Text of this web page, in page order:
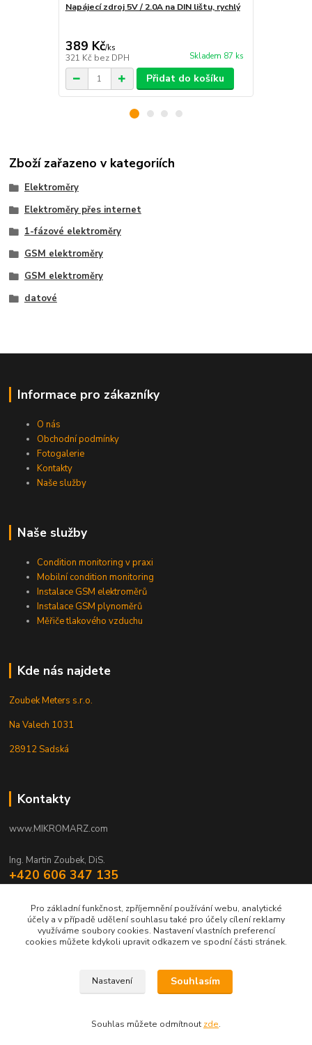
Napájecí zdroj 5V / 2.0A na DIN lištu, rychlý
389 Kč/ks
321 Kč bez DPH Skladem 87 ks
Přidat do košíku
Zboží zařazeno v kategoriích
Elektroměry
Elektroměry přes internet
1-fázové elektroměry
GSM elektroměry
GSM elektroměry
datové
Informace pro zákazníky
O nás
Obchodní podmínky
Fotogalerie
Kontakty
Naše služby
Naše služby
Condition monitoring v praxi
Mobilní condition monitoring
Instalace GSM elektroměrů
Instalace GSM plynoměrů
Měřiče tlakového vzduchu
Kde nás najdete
Zoubek Meters s.r.o.
Na Valech 1031
28912 Sadská
Kontakty
www.MIKROMARZ.com
Ing. Martin Zoubek, DiS.
+420 606 347 135
zoubek@mikromarz.cz
Upravit sběr cookies.
Pro základní funkčnost, zpříjemnění používání webu, analytické
účely a v případě udělení souhlasu také pro účely cílení reklamy
využíváme soubory cookies. Nastavení vlastních preferencí
cookies můžete kdykoli upravit odkazem ve spodní části stránek.
Nastavení Souhlasím
Souhlas můžete odmítnout zde.